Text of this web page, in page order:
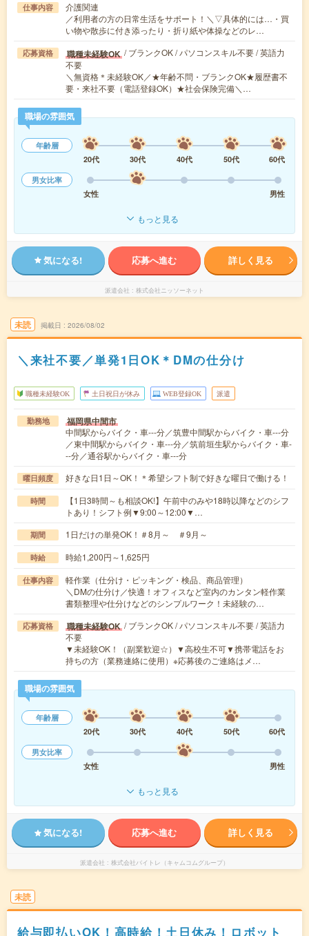
仕事内容
介護関連
／利用者の方の日常生活をサポート！＼▽具体的には…・買
い物や散歩に付き添ったり・折り紙や体操などのレ…
応募資格 職種未経験OK / ブランクOK / パソコンスキル不要 / 英語力
不要
＼無資格＊未経験OK／★年齢不問・ブランクOK★履歴書不
要・来社不要（電話登録OK）★社会保険完備＼…
職場の雰囲気
年齢層
20代
30代 40代 50代
60代
男女比率
女性
男性
もっと見る
気になる! 応募へ進む 詳しく見る
派遣会社 株式会社ニッソーネット
未読 掲載日 2026/08/02
＼来社不要／単発1日OK＊DMの仕分け
職種未経験OK 土日祝日が休み WEB登録OK 派遣
勤務地 福岡県中間市
中間駅からバイク・車---分／筑豊中間駅からバイク・車---分
／東中間駅からバイク・車---分／筑前垣生駅からバイク・車-
--分／通谷駅からバイク・車---分
曜日頻度 好きな日1日～OK！＊希望シフト制で好きな曜日で働ける！
時間
【1日3時間～も相談OK!】午前中のみや18時以降などのシフ
トあり！シフト例▼9:00～12:00▼…
期間 1日だけの単発OK！＃8月～ ＃9月～
時給 時給1,200円～1,625円
仕事内容
軽作業（仕分け・ピッキング・検品、商品管理）
＼DMの仕分け／快適！オフィスなど室内のカンタン軽作業
書類整理や仕分けなどのシンプルワーク！未経験の…
応募資格 職種未経験OK / ブランクOK / パソコンスキル不要 / 英語力
不要
▼未経験OK！（副業歓迎☆）▼高校生不可▼携帯電話をお
持ちの方（業務連絡に使用）※応募後のご連絡はメ…
職場の雰囲気
年齢層
20代
30代 40代 50代
60代
男女比率
女性
男性
もっと見る
気になる! 応募へ進む 詳しく見る
派遣会社 株式会社バイトレ（キャムコムグループ）
未読
給与即払いOK！高時給！土日休み！ロボット